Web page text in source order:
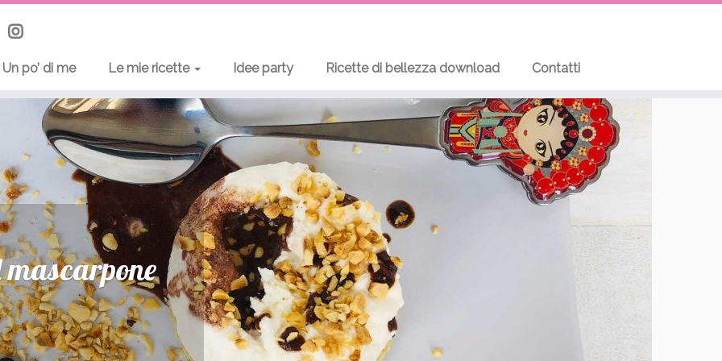
Un po’ di me Le mie ricette Idee party Ricette di bellezza download Contatti
Biscotti a scacchi
Scopri la ricetta